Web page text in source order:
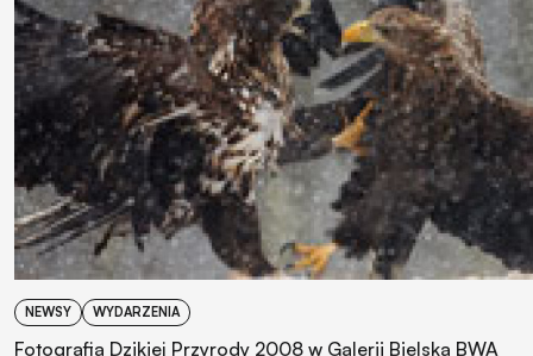
NEWSY WYDARZENIA
Fotografia Dzikiej Przyrody 2008 w Galerii Bielska BWA